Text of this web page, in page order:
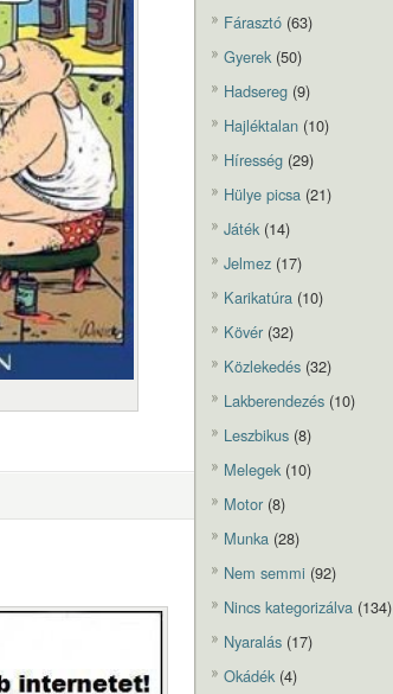
Fárasztó (63)
Gyerek(50)
Hadsereg (9)
Hajléktalan (10)
Híresség (29)
Hülye picsa (21)
Játék(14)
Jelmez (17)
Karikatúra (10)
Kövér (32)
Közlekedés (32)
Lakberendezés (10)
Leszbikus (8)
Melegek(10)
Motor (8)
Munka (28)
Nem semmi (92)
Nincs kategorizálva (134)
Nyaralás (17)
Okádék(4)